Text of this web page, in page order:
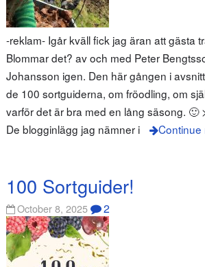
-reklam- Igår kväll fick jag äran att gästa
Blommar det? av och med Peter
Johansson igen. Den här gången i
de 100 sortguiderna, om fröodling, om
varför det är bra med en lång säsong. 🙂
De blogginlägg jag nämner i
Continue
100 Sortguider!
October 8, 2025 2